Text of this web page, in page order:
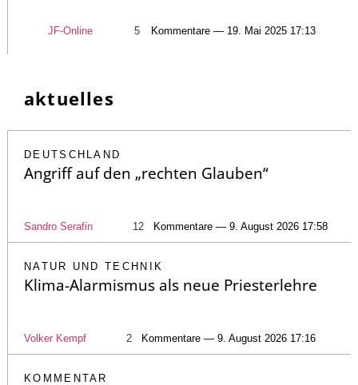
JF-Online 5 Kommentare — 19. Mai 2025 17:13
aktuelles
DEUTSCHLAND
Angriff auf den „rechten Glauben“
Sandro Serafin 12 Kommentare — 9. August 2026 17:58
NATUR UND TECHNIK
Klima-Alarmismus als neue Priesterlehre
Volker Kempf 2 Kommentare — 9. August 2026 17:16
KOMMENTAR